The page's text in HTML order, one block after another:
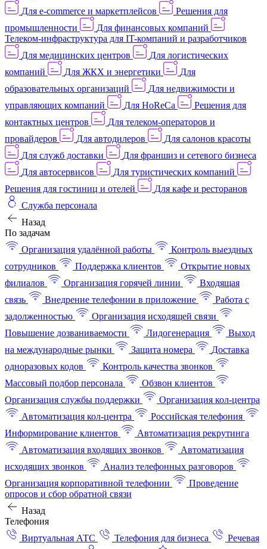
Для e-commerce и маркетплейсов
Решения для
промышленности
Для финансовых компаний
Телеком-инфраструктура для IT-компаний и разработчиков
Для медицинских центров
Для логистических
компаний
Для ЖКХ и энергетики
Для
образовательных организаций
Для недвижимости и
управляющих компаний
Для HoReCa
Решения для
контактных центров
Для телеком-операторов и
провайдеров
Для автодилеров
Для салонов красоты
Для служб доставки
Для франшиз и сетевого бизнеса
Для автосервисов
Для туристических компаний
Решения для гостиниц и отелей
Для кафе и ресторанов
Служба персонала
Назад
По задачам
Организация удалённой работы
Контроль выездных
сотрудников
Поддержка клиентов
Открытие новых
филиалов
Организация горячей линии
Входящая
связь
Внедрение телефонии в приложение
Работа с
задолженностью
Организация исходящей связи
Повышение дозваниваемости
Лидогенерация
Выход
на международные рынки
Защита номера
Доставка
одноразовых кодов
Контроль качества звонков
Массовый подбор персонала
Обзвон клиентов
Организация службы поддержки
Организация кол-центра
Автоматизация кол-центра
Российская телефония
Информирование клиентов
Автоматизация рекрутинга
Автоматизация входящих звонков
Автоматизация
исходящих звонков
Анализ телефонных разговоров
Организация корпоративной телефонии
Проведение
опросов и сбор обратной связи
Назад
Телефония
Виртуальная АТС
Телефония для бизнеса
Речевая